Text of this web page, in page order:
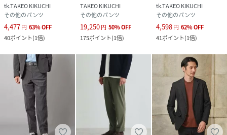
tk.TAKEO KIKUCHI
その他のパンツ
4,477円 63%OFF
40ポイント(1倍)
TAKEO KIKUCHI
その他のパンツ
19,250円 50%OFF
175ポイント(1倍)
tk.TAKEO KIKUCHI
その他のパンツ
4,598円 62%OFF
41ポイント(1倍)